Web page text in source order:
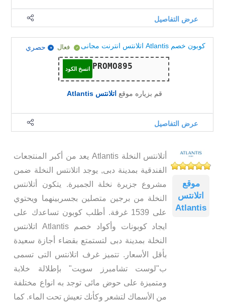
عرض التفاصيل
كوبون خصم Atlantis اتلانتس انترنت مجانى فعال حصري
انسخ الكود
قم بزياره موقع اتلانتس Atlantis
عرض التفاصيل
موقع
اتلانتس
Atlantis
أتلانتس النخلة Atlantis يعد من أكبر المنتجعات
الفندقية بمدينة دبى, يوجد اتلانتس النخلة ضمن
مشروع جزيرة نخلة الجميرة. يتكون أتلانتس
النخلة من برجين متصلين بجسربينهما ويحتوي
على 1539 غرفة. أطلب كوبون تساعدك على
ايجاد كوبونات وأكواد خصم Atlantis اتلانتس
النخلة بمدينة دبى لتستمتع بقضاء أجازة سعيدة
بأقل الأسعار. تتميز غرف اتلانتس التى تسمى
ب"لوست تشامبرز سويت" بإطلالة خلابة
ومتميزة على حوض مائى توجد به انواع مختلفة
من الأسماك لتشعر وكأنك تعيش تحت الماء. كما